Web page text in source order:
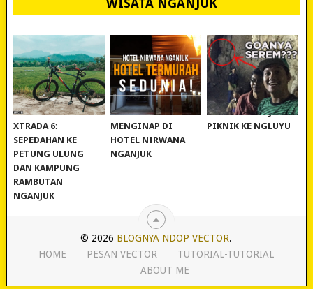
WISATA NGANJUK
REVIEW POLYGON
XTRADA 6:
SEPEDAHAN KE
PETUNG ULUNG
DAN KAMPUNG
RAMBUTAN
NGANJUK
MURAH BANGET!
MENGINAP DI
HOTEL NIRWANA
NGANJUK
WISATA NGANJUK:
PIKNIK KE NGLUYU
© 2026 BLOGNYA NDOP VECTOR.
HOME
PESAN VECTOR
TUTORIAL-TUTORIAL
ABOUT ME